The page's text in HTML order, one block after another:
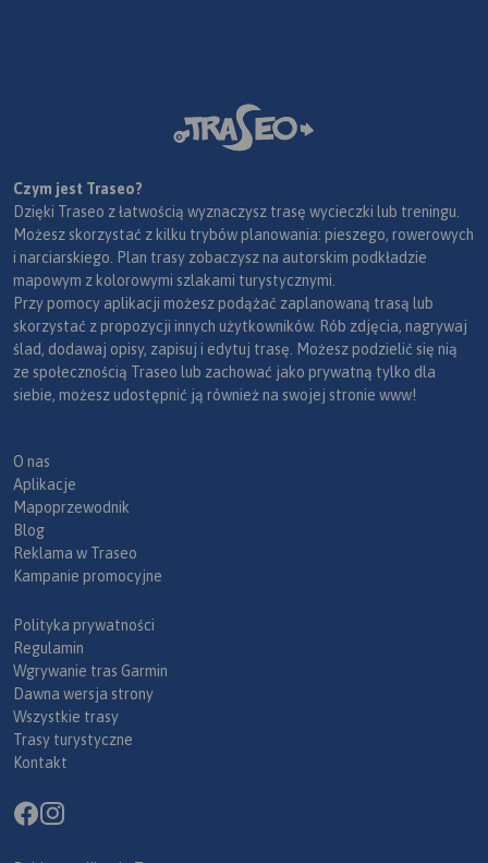
Czym jest Traseo?
Dzięki Traseo z łatwością wyznaczysz trasę wycieczki lub treningu.
Możesz skorzystać z kilku trybów planowania: pieszego, rowerowych
i narciarskiego. Plan trasy zobaczysz na autorskim podkładzie
mapowym z kolorowymi szlakami turystycznymi.
Przy pomocy aplikacji możesz podążać zaplanowaną trasą lub
skorzystać z propozycji innych użytkowników. Rób zdjęcia, nagrywaj
ślad, dodawaj opisy, zapisuj i edytuj trasę. Możesz podzielić się nią
ze społecznością Traseo lub zachować jako prywatną tylko dla
siebie, możesz udostępnić ją również na swojej stronie www!
O nas
Aplikacje
Mapoprzewodnik
Blog
Reklama w Traseo
Kampanie promocyjne
Polityka prywatności
Regulamin
Wgrywanie tras Garmin
Dawna wersja strony
Wszystkie trasy
Trasy turystyczne
Kontakt